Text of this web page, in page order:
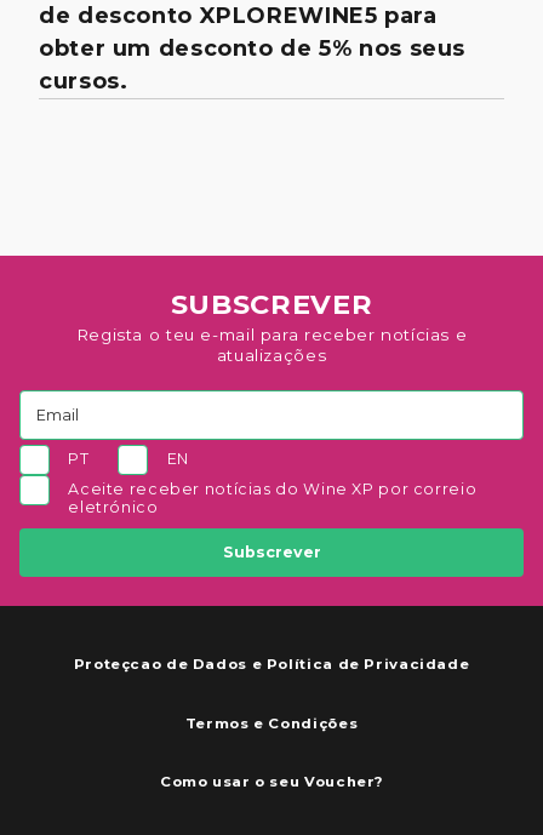
de desconto XPLOREWINE5 para
obter um desconto de 5% nos seus
cursos.
SUBSCREVER
Regista o teu e-mail para receber notícias e
atualizações
PT
EN
Aceite receber notícias do Wine XP por correio
eletrónico
Subscrever
Proteçcao de Dados e Política de Privacidade
Termos e Condições
Como usar o seu Voucher?